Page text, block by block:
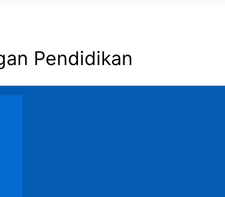
Pendidikan